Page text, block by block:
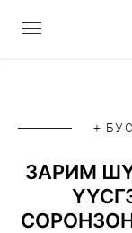
+
ЗАРИМ